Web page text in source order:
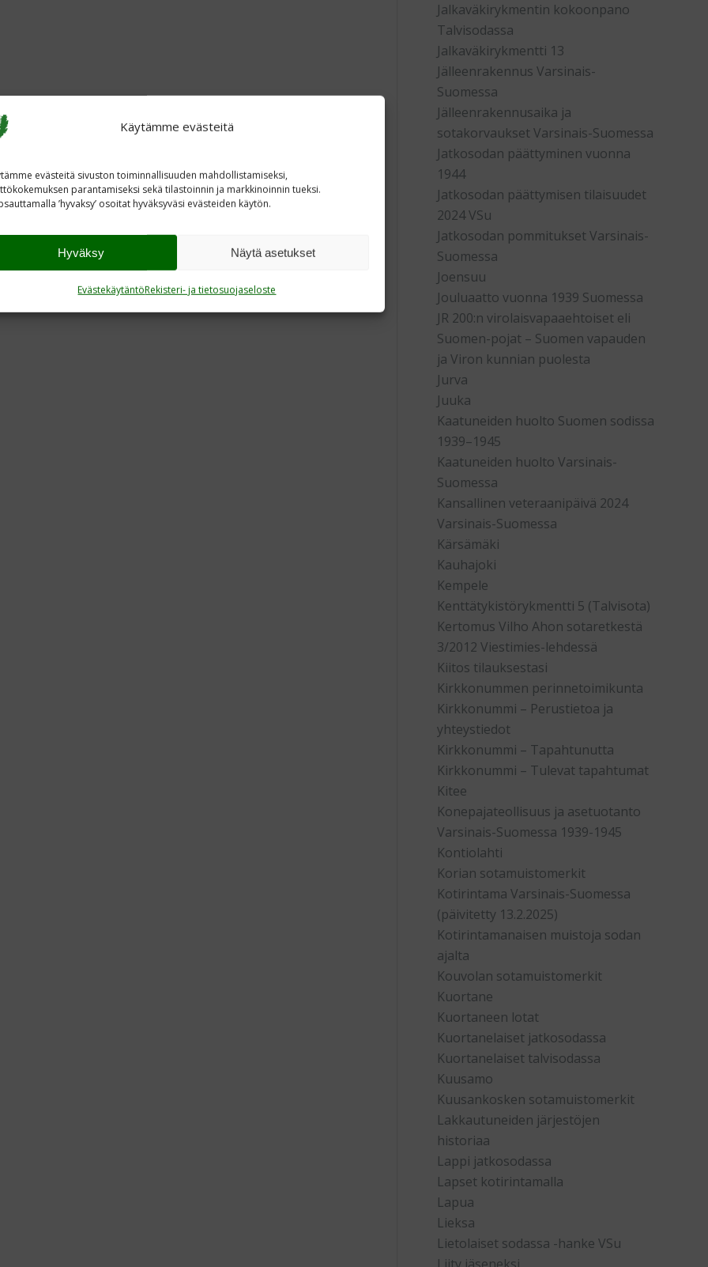
Käytämme evästeitä
evästeitä sivuston toiminnallisuuden mahdollistamiseksi,
parantamiseksi sekä tilastoinnin ja markkinoinnin tueksi.
’hyvaksy’ osoitat hyväksyväsi evästeiden käytön.
Hyväksy Näytä asetukset
EvästekäytäntöRekisteri- ja tietosuojaseloste
Jalkaväkirykmentin kokoonpano
Talvisodassa
Jalkaväkirykmentti 13
Jälleenrakennus Varsinais-
Suomessa
Jälleenrakennusaika ja
sotakorvaukset Varsinais-Suomessa
Jatkosodan päättyminen vuonna
1944
Jatkosodan päättymisen tilaisuudet
2024 VSu
Jatkosodan pommitukset Varsinais-
Suomessa
Joensuu
Jouluaatto vuonna 1939 Suomessa
JR 200:n virolaisvapaaehtoiset eli
Suomen-pojat – Suomen vapauden
ja Viron kunnian puolesta
Jurva
Juuka
Kaatuneiden huolto Suomen sodissa
1939–1945
Kaatuneiden huolto Varsinais-
Suomessa
Kansallinen veteraanipäivä 2024
Varsinais-Suomessa
Kärsämäki
Kauhajoki
Kempele
Kenttätykistörykmentti 5 (Talvisota)
Kertomus Vilho Ahon sotaretkestä
3/2012 Viestimies-lehdessä
Kiitos tilauksestasi
Kirkkonummen perinnetoimikunta
Kirkkonummi – Perustietoa ja
yhteystiedot
Kirkkonummi – Tapahtunutta
Kirkkonummi – Tulevat tapahtumat
Kitee
Konepajateollisuus ja asetuotanto
Varsinais-Suomessa 1939-1945
Kontiolahti
Korian sotamuistomerkit
Kotirintama Varsinais-Suomessa
(päivitetty 13.2.2025)
Kotirintamanaisen muistoja sodan
ajalta
Kouvolan sotamuistomerkit
Kuortane
Kuortaneen lotat
Kuortanelaiset jatkosodassa
Kuortanelaiset talvisodassa
Kuusamo
Kuusankosken sotamuistomerkit
Lakkautuneiden järjestöjen
historiaa
Lappi jatkosodassa
Lapset kotirintamalla
Lapua
Lieksa
Lietolaiset sodassa -hanke VSu